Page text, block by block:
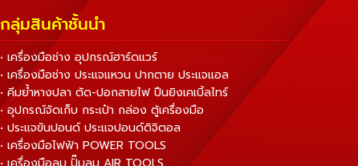
กลุ่มสินค้าชั้นนำ
• เครื่องมือช่าง อุปกรณ์ฮาร์ดแวร์
• เครื่องมือช่าง ประแจแหวน ปากตาย ประแจแอล
• คีมย้ำหางปลา ตัด-ปอกสายไฟ ปืนยิงเคเบิ้ลไทร์
• อุปกรณ์จัดเก็บ กระเป๋า กล่อง ตู้เครื่องมือ
• ประแจขันปอนด์ ประแจปอนด์ดิจิตอล
• เครื่องมือไฟฟ้า POWER TOOLS